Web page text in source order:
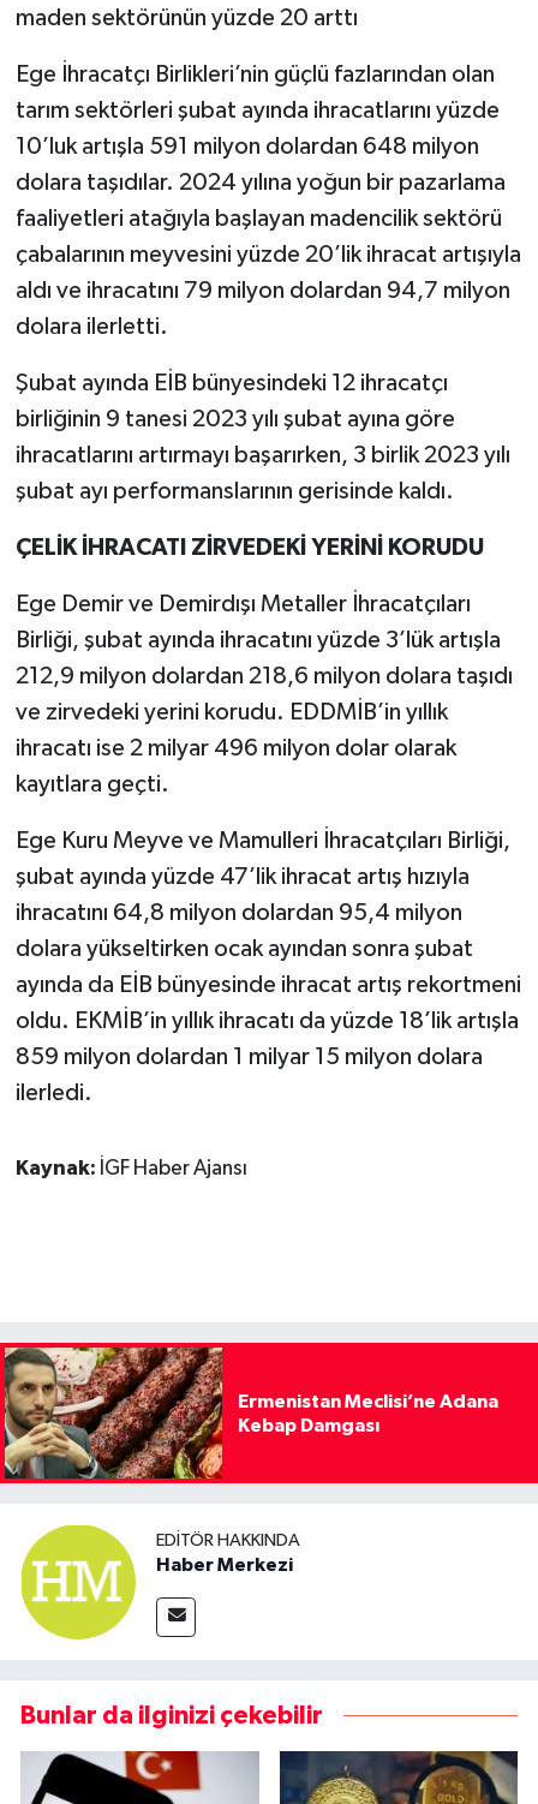
maden sektörünün yüzde 20 arttı
Ege İhracatçı Birlikleri’nin güçlü fazlarından olan
tarım sektörleri şubat ayında ihracatlarını yüzde
10’luk artışla 591 milyon dolardan 648 milyon
dolara taşıdılar. 2024 yılına yoğun bir pazarlama
faaliyetleri atağıyla başlayan madencilik sektörü
çabalarının meyvesini yüzde 20’lik ihracat artışıyla
aldı ve ihracatını 79 milyon dolardan 94,7 milyon
dolara ilerletti.
Şubat ayında EİB bünyesindeki 12 ihracatçı
birliğinin 9 tanesi 2023 yılı şubat ayına göre
ihracatlarını artırmayı başarırken, 3 birlik 2023 yılı
şubat ayı performanslarının gerisinde kaldı.
ÇELİK İHRACATI ZİRVEDEKİ YERİNİ KORUDU
Ege Demir ve Demirdışı Metaller İhracatçıları
Birliği, şubat ayında ihracatını yüzde 3’lük artışla
212,9 milyon dolardan 218,6 milyon dolara taşıdı
ve zirvedeki yerini korudu. EDDMİB’in yıllık
ihracatı ise 2 milyar 496 milyon dolar olarak
kayıtlara geçti.
Ege Kuru Meyve ve Mamulleri İhracatçıları Birliği,
şubat ayında yüzde 47’lik ihracat artış hızıyla
ihracatını 64,8 milyon dolardan 95,4 milyon
dolara yükseltirken ocak ayından sonra şubat
ayında da EİB bünyesinde ihracat artış rekortmeni
oldu. EKMİB’in yıllık ihracatı da yüzde 18’lik artışla
859 milyon dolardan 1 milyar 15 milyon dolara
ilerledi.
Kaynak: İGF Haber Ajansı
Ermenistan Meclisi’ne Adana
Kebap Damgası
EDITÖR HAKKINDA
Haber Merkezi
Bunlar da ilginizi çekebilir